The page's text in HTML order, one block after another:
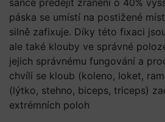
páska se umístí na postižené
silně zafixuje. Díky této fixaci
ale také klouby ve správné
jejich správnému fungování a
chvíli se kloub (koleno, loket,
(lýtko, stehno, biceps, triceps)
extrémních poloh